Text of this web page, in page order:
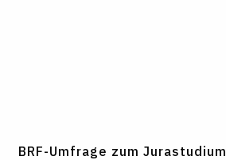
BRF-Umfrage zum Jurastudium